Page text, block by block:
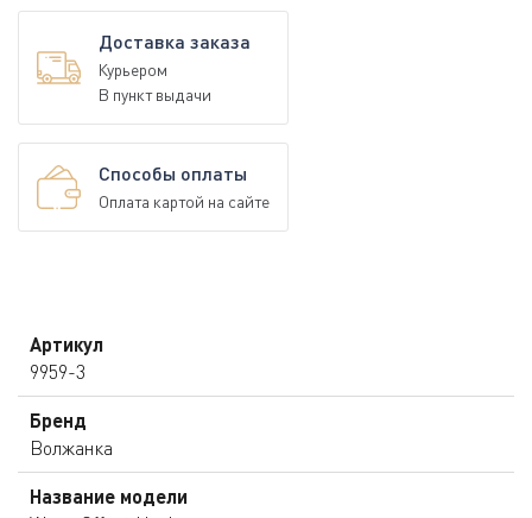
Доставка заказа
Курьером
В пункт выдачи
Способы оплаты
Оплата картой на сайте
Артикул
9959-3
Бренд
Волжанка
Название модели